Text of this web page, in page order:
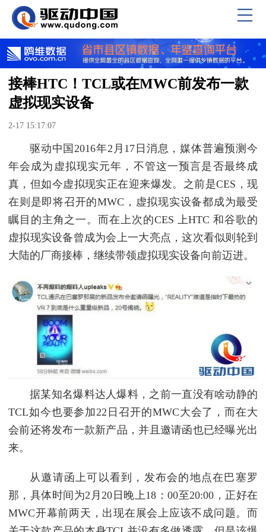
接棒HTC！TCL或在MWC前发布一款
虚拟现实设备
2-17 15:17:07
驱动中国2016年2月17日消息，媒体普遍预测今
年会成为虚拟现实元年，不管这一预言是否最终成
真，但如今虚拟现实正在迎来爆发。之前是CES，现
在则是即将召开的MWC，虚拟现实设备都成为最受
瞩目的主角之一。而在上次的CES 上HTC 和谷歌的
虚拟现实设备曾成为会上一大亮点，这次看似则轮到
大陆的厂商接棒，继续带领虚拟现实设备向前迈进。
据某知名爆料达人爆料，之前一直没有啥动静的
TCL如今也要参加22日召开的MWC大会了，而在大
会前还将发布一款新产品，并且邀请函也已经曝光出
来。
从邀请函上可以看到，发布会的地点在巴塞罗
那，具体时间为2月20日晚上18：00至20:00，正好在
MWC开幕前两天，出现在展会上应该不成问题。而